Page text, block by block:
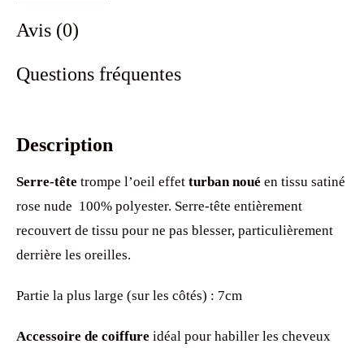
Avis (0)
Questions fréquentes
Description
Serre-tête trompe l’oeil effet turban noué en tissu satiné
rose nude 100% polyester. Serre-tête entièrement
recouvert de tissu pour ne pas blesser, particulièrement
derrière les oreilles.
Partie la plus large (sur les côtés) : 7cm
Accessoire de coiffure idéal pour habiller les cheveux